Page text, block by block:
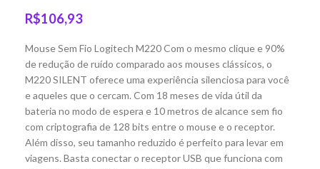
R$106,93
Mouse Sem Fio Logitech M220 Com o mesmo clique e 90%
de redução de ruído comparado aos mouses clássicos, o
M220 SILENT oferece uma experiência silenciosa para você
e aqueles que o cercam. Com 18 meses de vida útil da
bateria no modo de espera e 10 metros de alcance sem fio
com criptografia de 128 bits entre o mouse e o receptor.
Além disso, seu tamanho reduzido é perfeito para levar em
viagens. Basta conectar o receptor USB que funciona com